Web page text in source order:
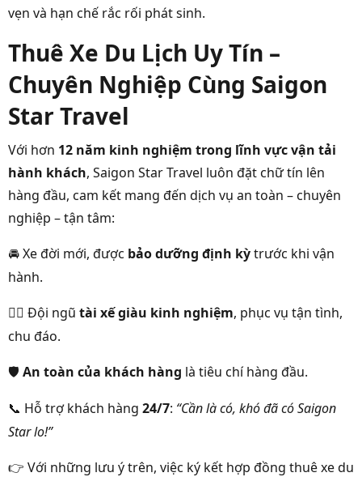
vẹn và hạn chế rắc rối phát sinh.
Thuê Xe Du Lịch Uy Tín –
Chuyên Nghiệp Cùng Saigon
Star Travel
Với hơn 12 năm kinh nghiệm trong lĩnh vực vận tải
hành khách, Saigon Star Travel luôn đặt chữ tín lên
hàng đầu, cam kết mang đến dịch vụ an toàn – chuyên
nghiệp – tận tâm:
🚘 Xe đời mới, được bảo dưỡng định kỳtrước khi vận
hành.
👨‍✈️ Đội ngũ tài xế giàu kinh nghiệm, phục vụ tận tình,
chu đáo.
🛡️ An toàn của khách hàng là tiêu chí hàng đầu.
📞 Hỗ trợ khách hàng 24/7: “Cần là có, khó đã có Saigon
Star lo!”
👉 Với những lưu ý trên, việc ký kết hợp đồng thuê xe du